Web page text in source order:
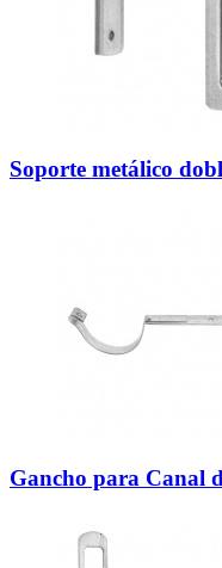
Soporte metálico
Gancho para Canal